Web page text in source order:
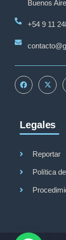
Buenos
+54 9 11
Legales
Reportar
Política
Hola